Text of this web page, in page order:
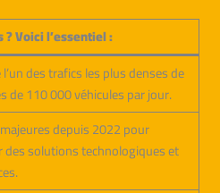
? Voici l’essentiel :
des trafics les plus denses de
de 110 000 véhicules par jour.
depuis 2022 pour
solutions technologiques et